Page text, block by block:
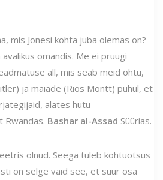
mis Jonesi kohta juba olemas on?
omandis. Me ei pruugi
all, mis seab meid ohtu,
ja maiade (Rios Montt) puhul, et
alates hutu
Rwandas. Bashar al-Assad Süürias.
olnud. Seega tuleb kohtuotsus
on selge vaid see, et suur osa